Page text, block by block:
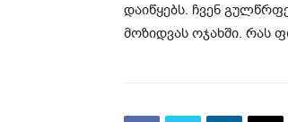
დაიწყებს. ჩვენ
მოზიდვას ოჯახში. რას